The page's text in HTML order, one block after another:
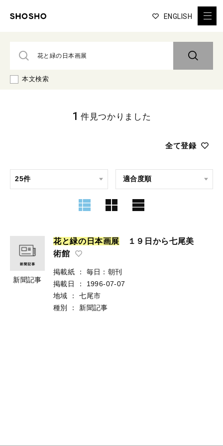
ENGLISH
本文検索
全て登録
1 件見つかりました
新聞記事
花と緑の 日本画展 １９日から七尾美
術館
掲載紙 ：
毎日：朝刊
掲載日
：
1996-07-07
地域
：
七尾市
種別
： 新聞記事